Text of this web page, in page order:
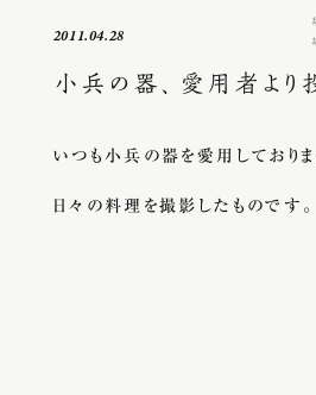
2011.04.28
小兵の器、愛用者より
いつも小兵の器を愛用しておりま
日々の料理を撮影したものです。